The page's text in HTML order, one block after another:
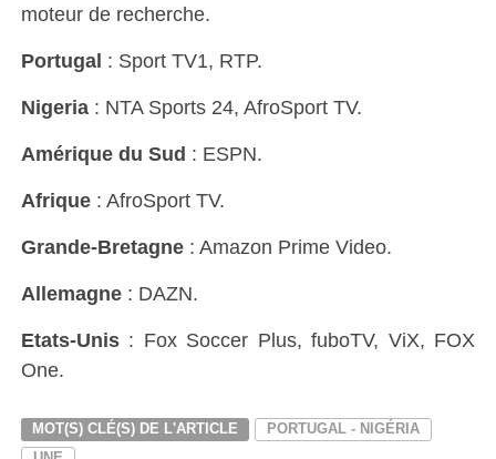
moteur de recherche.
Portugal : Sport TV1, RTP.
Nigeria: NTA Sports 24, AfroSport TV.
Amérique du Sud : ESPN.
Afrique : AfroSport TV.
Grande-Bretagne : Amazon Prime Video.
Allemagne : DAZN.
Etats-Unis : Fox Soccer Plus, fuboTV, ViX, FOX
One.
MOT(S) CLÉ(S) DE L'ARTICLE
PORTUGAL - NIGÉRIA